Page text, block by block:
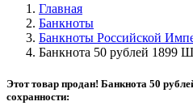
Главная
Банкноты
Банкноты Российской
Банкнота 50 рублей 1899
Этот товар продан! Банкнота 50
сохранности: